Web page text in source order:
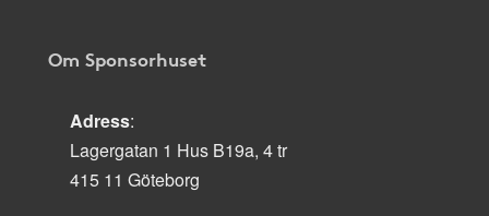
Om Sponsorhuset
Adress:
Lagergatan 1 Hus B19a, 4 tr
415 11 Göteborg